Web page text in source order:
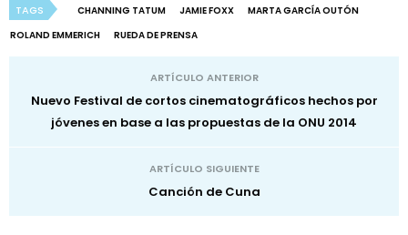
TAGS CHANNING TATUM JAMIE FOXX
MARTA GARCÍA OUTÓN
ROLAND EMMERICH
RUEDA DE PRENSA
ARTÍCULO ANTERIOR
Nuevo Festival de cortos cinematográficos hechos por
jóvenes en base a las propuestas de la ONU 2014
ARTÍCULO SIGUIENTE
Canción de Cuna